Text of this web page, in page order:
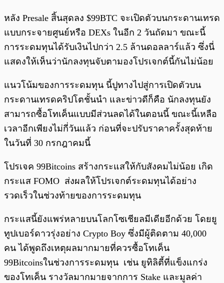
หลัง Presale สิ้นสุดลง $99BTC จะเปิดตัวบนกระดานเทรด
แบบกระจายศูนย์หรือ DEXs ในอีก 2 วันถัดมา ขณะนี้
การระดมทุนได้รับเงินไปกว่า 2.5 ล้านดอลลาร์แล้ว ซึ่งนี่
แสดงให้เห็นว่านักลงทุนจับตามองโปรเจกต์นี้กันไม่น้อย
แนวโน้มของการระดมทุน นี้ปูทางไปสู่การเปิดตัวบน
กระดานเทรดคริปโตชั้นนำ และข่าวดีก็คือ นักลงทุนยัง
สามารถซื้อโทเค็นแบบมีส่วนลดได้ในตอนนี้ ขณะนี้เหลือ
เวลาอีกเพียงไม่กี่วันแล้ว ก่อนที่จะปรับราคาครั้งสุดท้าย
ในวันที่ 30 กรกฎาคมนี้
โปรเจค 99Bitcoins สร้างกระแสให้กับสังคมไม่น้อย เกิด
กระแส FOMO ส่งผลให้โปรเจกต์ระดมทุนได้อย่าง
รวดเร็วในช่วงท้ายของการระดมทุน
กระแสนี้ยังแพร่หลายบนโลกโซเชียลมีเดียอีกด้วย โดยยู
ทูปเบอร์ดาวรุ่งอย่าง Crypto Boy ซึ่งมีผู้ติดตาม 40,000
คน ได้พูดถึงเหตุผลมากมายที่ควรซื้อโทเค็น
99Bitcoinsในช่วงการระดมทุน เช่น ยูทิลิตี้ที่แข็งแกร่ง
ของโทเค็น รางวัลมากมายจากการ Stake และมูลค่า